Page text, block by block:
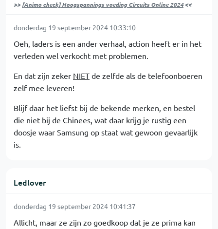
>> [Animo check] Hoogspannings voeding Circuits Online 2024<<
donderdag 19 september 2024 10:33:10
Oeh, laders is een ander verhaal, action heeft er in het
verleden wel verkocht met problemen.
En dat zijn zeker NIET de zelfde als de telefoonboeren
zelf mee leveren!
Blijf daar het liefst bij de bekende merken, en bestel
die niet bij de Chinees, wat daar krijg je rustig een
doosje waar Samsung op staat wat gewoon gevaarlijk
is.
Ledlover
donderdag 19 september 2024 10:41:37
Allicht, maar ze zijn zo goedkoop dat je ze prima kan